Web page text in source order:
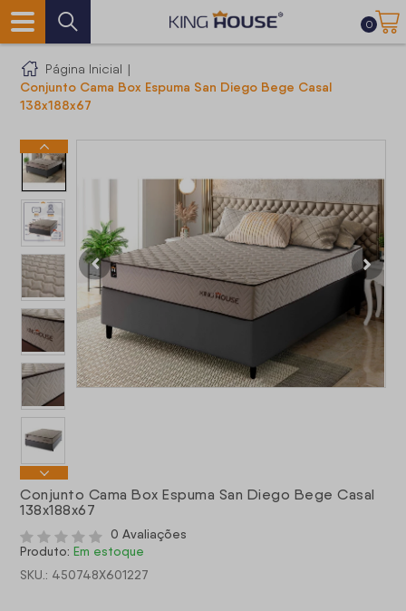
0
Página Inicial |
Conjunto Cama Box Espuma San Diego Bege Casal
138x188x67
Conjunto Cama Box Espuma San Diego Bege Casal
138x188x67
0 Avaliações
Produto: Em estoque
SKU.: 450748X601227